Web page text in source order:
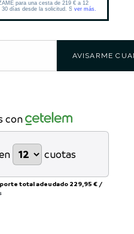
AVISARME
con
cuotas
total adeudado 229,95 € /